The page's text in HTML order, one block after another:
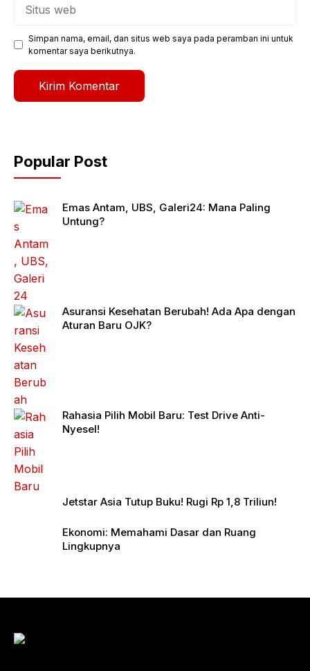
Simpan nama, email, dan situs web saya pada peramban ini untuk
komentar saya berikutnya.
Popular Post
Emas Antam, UBS, Galeri24: Mana Paling
Untung?
Asuransi Kesehatan Berubah! Ada Apa dengan
Aturan Baru OJK?
Rahasia Pilih Mobil Baru: Test Drive Anti-
Nyesel!
Jetstar Asia Tutup Buku! Rugi Rp 1,8 Triliun!
Ekonomi: Memahami Dasar dan Ruang
Lingkupnya